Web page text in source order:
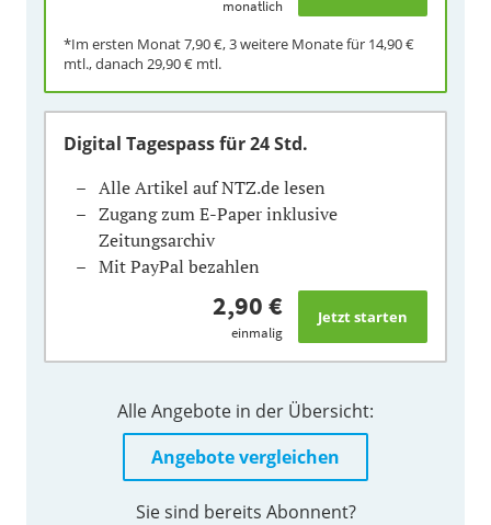
monatlich
*Im ersten Monat7,90 €, 3 weitere Monate für 14,90 €
mtl., danach 29,90 € mtl.
Digital Tagespassfür 24 Std.
Alle Artikel auf NTZ.de lesen
Zugang zum E-Paper inklusive
Zeitungsarchiv
Mit PayPal bezahlen
2,90 €
einmalig
Alle Angebote in der Übersicht:
Angebote vergleichen
Sie sind bereits Abonnent?